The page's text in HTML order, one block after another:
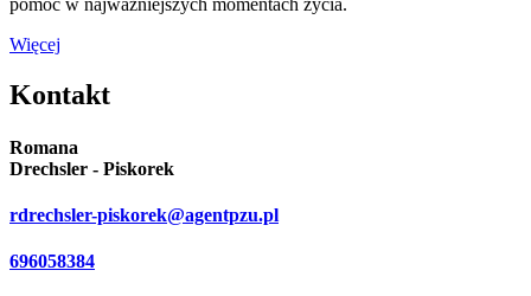
pomoc w najważniejszych momentach życia.
Więcej
Kontakt
Romana
Drechsler - Piskorek
rdrechsler-piskorek@agentpzu.pl
696058384